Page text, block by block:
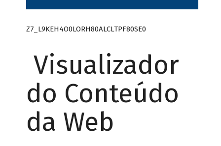
Z7_L9KEH4O0LORH80ALCLTPF80SE0
Visualizador
do Conteúdo
da Web